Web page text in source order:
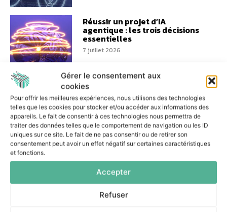
Gérer le consentement aux
cookies
Pour offrir les meilleures expériences, nous utilisons des technologies
telles que les cookies pour stocker et/ou accéder aux informations des
appareils. Le fait de consentir à ces technologies nous permettra de
traiter des données telles que le comportement de navigation ou les ID
uniques sur ce site. Le fait de ne pas consentir ou de retirer son
consentement peut avoir un effet négatif sur certaines caractéristiques
et fonctions.
Accepter
Refuser
Réussir un projet d’IA
agentique : les trois décisions
essentielles
7 juillet 2026
Comment les banques
peuvent-elles encadrer le
Shadow AI ?